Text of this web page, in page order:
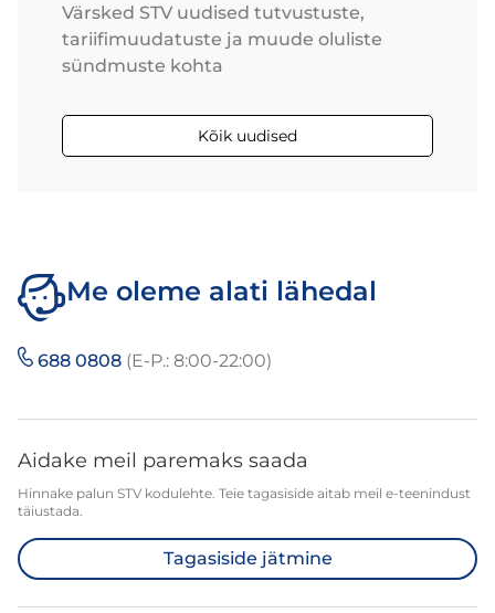
Värsked STV uudised tutvustuste,
tariifimuudatuste ja muude oluliste
sündmuste kohta
Kõik uudised
Me oleme alati lähedal
688 0808 (E-P.: 8:00-22:00)
Aidake meil paremaks saada
Hinnake palun STV kodulehte. Teie tagasiside aitab meil e-teenindust
täiustada.
Tagasiside jätmine